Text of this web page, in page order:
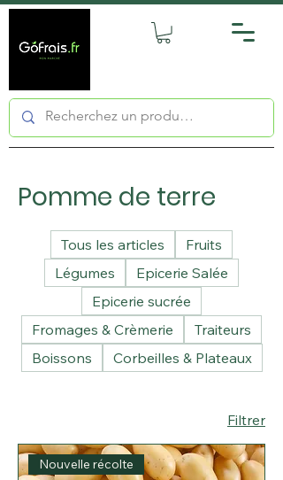
Pomme de terre
Tous les articles
Fruits
Légumes
Epicerie Salée
Epicerie sucrée
Fromages & Crèmerie
Traiteurs
Boissons
Corbeilles & Plateaux
Filtrer
Nouvelle récolte